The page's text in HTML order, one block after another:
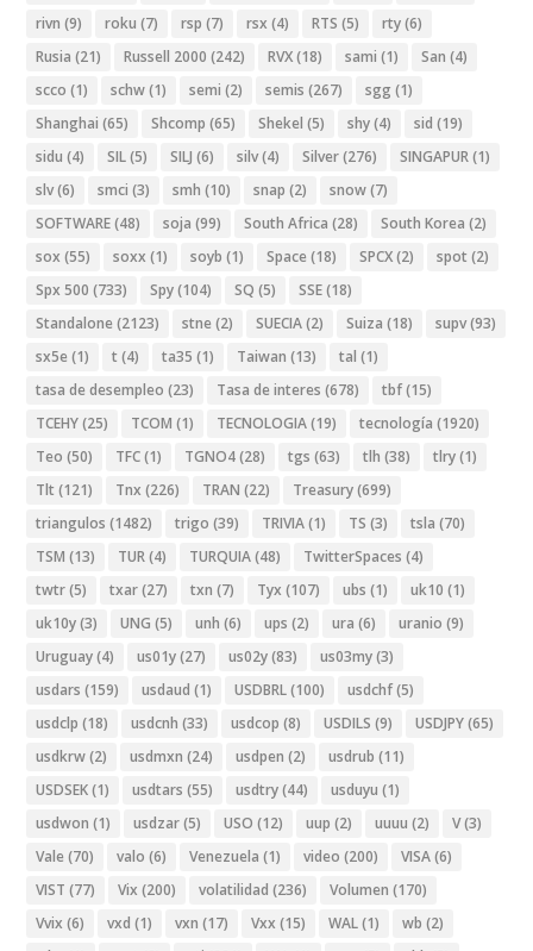
rivn (9) roku (7) rsp (7) rsx (4) RTS (5) rty(6)
Rusia (21) Russell 2000 (242) RVX(18) sami (1) San (4)
scco (1) schw(1) semi (2) semis (267) sgg (1)
Shanghai (65) Shcomp (65) Shekel (5) shy(4) sid (19)
sidu (4) SIL(5) SILJ (6) silv(4) Silver(276) SINGAPUR(1)
slv(6) smci (3) smh (10) snap (2) snow(7)
SOFTWARE(48) soja (99) South Africa (28) South Korea (2)
sox (55) soxx (1) soyb (1) Space (18) SPCX(2) spot (2)
Spx 500 (733) Spy(104) SQ (5) SSE(18)
Standalone (2123) stne (2) SUECIA(2) Suiza (18) supv(93)
sx5e (1) t (4) ta35 (1) Taiwan (13) tal (1)
tasa de desempleo (23) Tasa de interes (678) tbf(15)
TCEHY(25) TCOM (1) TECNOLOGIA(19) tecnología (1920)
Teo (50) TFC(1) TGNO4(28) tgs (63) tlh (38) tlry(1)
Tlt (121) Tnx (226) TRAN (22) Treasury(699)
triangulos (1482) trigo (39) TRIVIA(1) TS (3) tsla (70)
TSM (13) TUR(4) TURQUIA(48) TwitterSpaces (4)
twtr(5) txar(27) txn (7) Tyx (107) ubs (1) uk10 (1)
uk10y(3) UNG (5) unh (6) ups (2) ura (6) uranio (9)
Uruguay(4) us01y(27) us02y(83) us03my(3)
usdars (159) usdaud (1) USDBRL(100) usdchf(5)
usdclp (18) usdcnh (33) usdcop (8) USDILS (9) USDJPY(65)
usdkrw(2) usdmxn (24) usdpen (2) usdrub (11)
USDSEK(1) usdtars (55) usdtry(44) usduyu (1)
usdwon (1) usdzar(5) USO (12) uup (2) uuuu (2) V(3)
Vale (70) valo (6) Venezuela (1) video (200) VISA(6)
VIST (77) Vix (200) volatilidad (236) Volumen (170)
Vvix (6) vxd (1) vxn (17) Vxx (15) WAL(1) wb (2)